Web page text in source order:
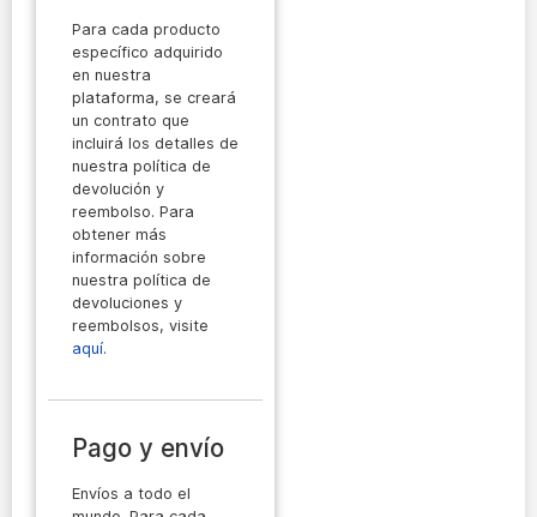
Para cada producto
específico adquirido
en nuestra
plataforma, se creará
un contrato que
incluirá los detalles de
nuestra política de
devolución y
reembolso. Para
obtener más
información sobre
nuestra política de
devoluciones y
reembolsos, visite
aquí.
Pago y envío
Envíos a todo el